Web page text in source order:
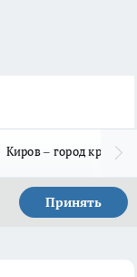
Киров – город
Принять